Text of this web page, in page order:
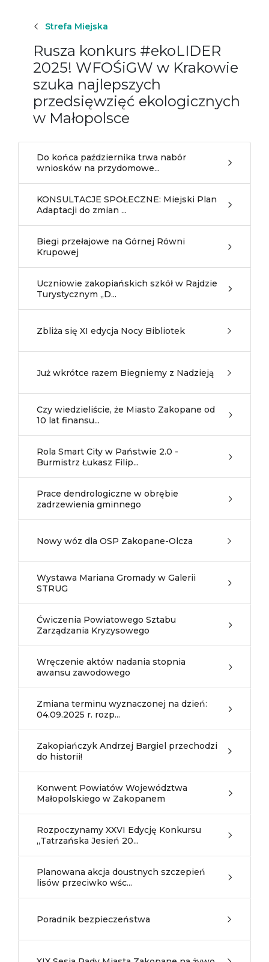
Strefa Miejska
Rusza konkurs #ekoLIDER
2025! WFOŚiGW w Krakowie
szuka najlepszych
przedsięwzięć ekologicznych
w Małopolsce
Do końca października trwa nabór
wniosków na przydomowe...
KONSULTACJE SPOŁECZNE: Miejski Plan
Adaptacji do zmian ...
Biegi przełajowe na Górnej Równi
Krupowej
Uczniowie zakopiańskich szkół w Rajdzie
Turystycznym „D...
Zbliża się XI edycja Nocy Bibliotek
Już wkrótce razem Biegniemy z Nadzieją
Czy wiedzieliście, że Miasto Zakopane od
10 lat finansu...
Rola Smart City w Państwie 2.0 -
Burmistrz Łukasz Filip...
Prace dendrologiczne w obrębie
zadrzewienia gminnego
Nowy wóz dla OSP Zakopane-Olcza
Wystawa Mariana Gromady w Galerii
STRUG
Ćwiczenia Powiatowego Sztabu
Zarządzania Kryzysowego
Wręczenie aktów nadania stopnia
awansu zawodowego
Zmiana terminu wyznaczonej na dzień:
04.09.2025 r. rozp...
Zakopiańczyk Andrzej Bargiel przechodzi
do historii!
Konwent Powiatów Województwa
Małopolskiego w Zakopanem
Rozpoczynamy XXVI Edycję Konkursu
„Tatrzańska Jesień 20...
Planowana akcja doustnych szczepień
lisów przeciwko wśc...
Poradnik bezpieczeństwa